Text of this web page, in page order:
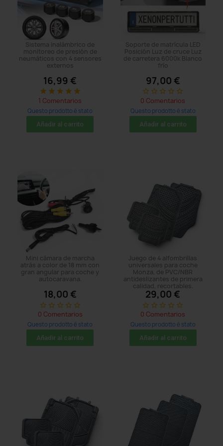
Sistema inalámbrico de
monitoreo de presión de
neumáticos con 4 sensores
externos
16,99 €
star star star star star
1 Comentarios
Questo prodotto è stato
acquistato: 14 times
Añadir al carrito
Soporte de matrícula LED
Posición Luz de cruce Luz
de carretera 6000k Blanco
frío
97,00 €
star_border star_border star_border star_border star_border
0 Comentarios
Questo prodotto è stato
acquistato: 5 times
Añadir al carrito
Mini cámara de marcha
atrás a color de 18 mm con
gran angular para coche y
autocaravana.
18,00 €
star_border star_border star_border star_border star_border
0 Comentarios
Questo prodotto è stato
acquistato: 5 times
Añadir al carrito
Juego de 4 alfombrillas
universales para coche
Monza, de PVC/NBR
antideslizantes de primera
calidad, recortables.
29,00 €
star_border star_border star_border star_border star_border
0 Comentarios
Questo prodotto è stato
acquistato: 5 times
Añadir al carrito